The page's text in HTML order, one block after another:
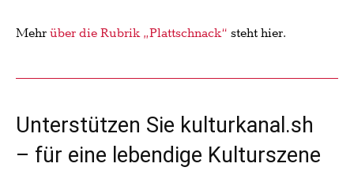
Mehrüber die Rubrik „Plattschnack“ steht hier.
Unterstützen Sie kulturkanal.sh
– für eine lebendige Kulturszene